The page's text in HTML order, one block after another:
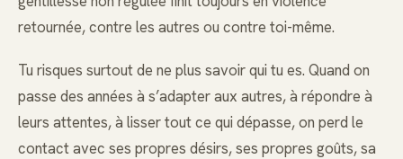
retournée, contre les autres ou contre toi-même.
Tu risques surtout de ne plus savoir qui tu es. Quand on
passe des années à s’adapter aux autres, à répondre à
leurs attentes, à lisser tout ce qui dépasse, on perd le
contact avec ses propres désirs, ses propres goûts, sa